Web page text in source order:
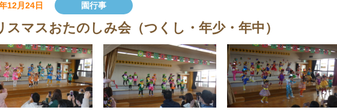
12月24日 園行事
スマスおたのしみ会（つくし・年少・年中）